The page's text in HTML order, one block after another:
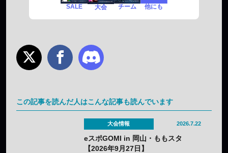
SALE 大会 チーム 他にも
この記事を読んだ人はこんな記事も読んでいます
大会情報 2026.7.22
eスポGOMI in 岡山・ももスタ
【2026年9月27日】